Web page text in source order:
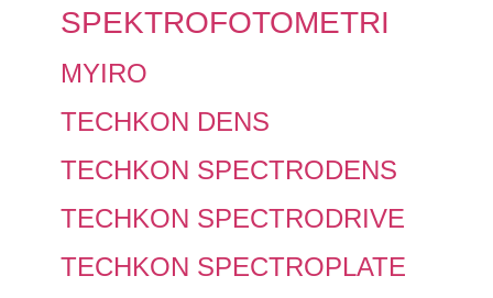
SPEKTROFOTOMETRI
MYIRO
TECHKON DENS
TECHKON SPECTRODENS
TECHKON SPECTRODRIVE
TECHKON SPECTROPLATE